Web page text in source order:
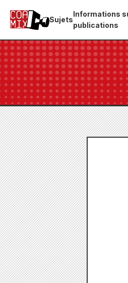
Sujets
Informations
publications